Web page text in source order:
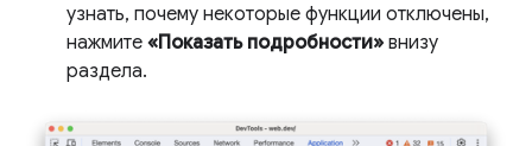
узнать, почему некоторые функции отключены,
нажмите «Показать подробности» внизу
раздела.